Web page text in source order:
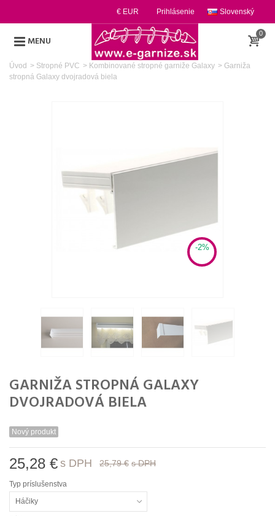
Slovenský
Prihlásenie
€ EUR
MENU
0
Úvod > Stropné PVC > Kombinované stropné garniže Galaxy > Garniža
stropná Galaxy dvojradová biela
-2%
GARNIŽA STROPNÁ GALAXY
DVOJRADOVÁ BIELA
Nový produkt
25,28 € s DPH 25,79 € s DPH
Typ príslušenstva
Háčiky